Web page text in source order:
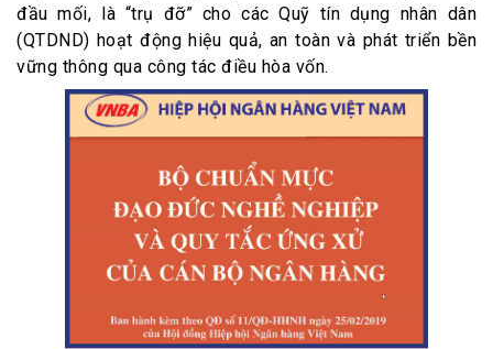
đầu mối, là “trụ đỡ” cho các Quỹ tín dụng nhân dân
(QTDND) hoạt động hiệu quả, an toàn và phát triển bền
vững thông qua công tác điều hòa vốn.